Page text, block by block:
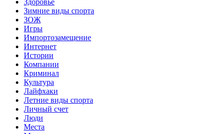
Здоровье
Зимние виды спорта
ЗОЖ
Игры
Импортозамещение
Интернет
Истории
Компании
Криминал
Культура
Лайфхаки
Летние виды спорта
Личный счет
Люди
Места